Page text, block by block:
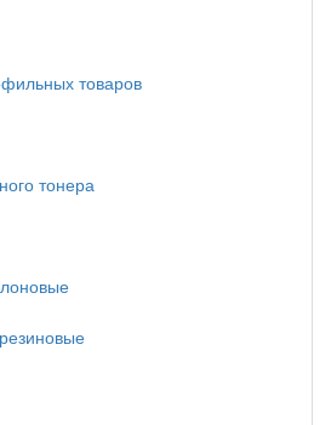
товаров
тонера